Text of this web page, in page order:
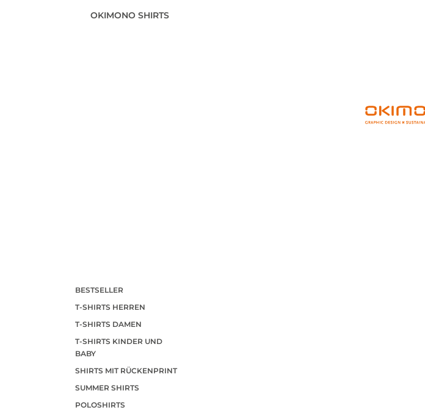
OKIMONO SHIRTS
BESTSELLER
T-SHIRTS HERREN
T-SHIRTS DAMEN
T-SHIRTS KINDER UND
BABY
SHIRTS MIT RÜCKENPRINT
SUMMER SHIRTS
POLOSHIRTS